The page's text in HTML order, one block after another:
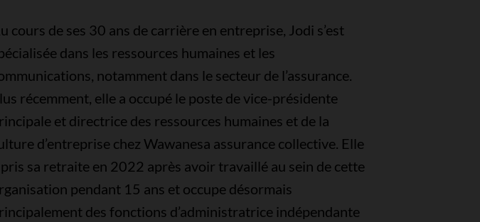
cours de ses 30 ans de carrière en entreprise, Jodi s’est
dans les ressources humaines et les
notamment dans le secteur de l’assurance.
récemment, elle a occupé le poste de vice-présidente
et directrice des ressources humaines et de la
d’entreprise chez Wawanesa assurance collective. Elle
sa retraite en 2022 après avoir travaillé au sein de cette
pendant 15 ans et occupe désormais
des fonctions d’administratrice indépendante